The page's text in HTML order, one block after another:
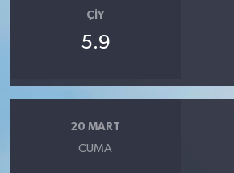
ÇIY
5.9
20 MART
CUMA